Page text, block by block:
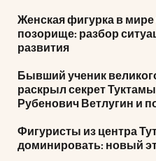
Женская фигурка в мире
позорище: разбор
развития
Бывший ученик
раскрыл секрет
Рубенович Ветлугин и
Фигуристы из центра
доминировать: новый